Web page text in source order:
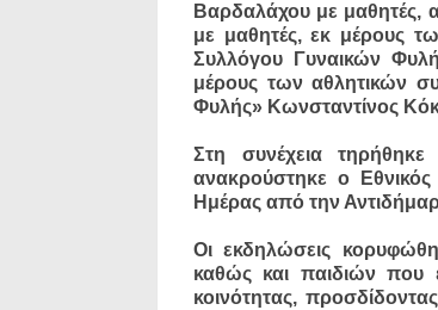
Βαρδαλάχου με μαθητές,
με μαθητές, εκ μέρους
Συλλόγου Γυναικών
μέρους των αθλητικών
Φυλής» Κωνσταντίνος
Στη συνέχεια
ανακρούστηκε ο
Ημέρας από την
Οι εκδηλώσεις
καθώς και παιδιών που
κοινότητας,